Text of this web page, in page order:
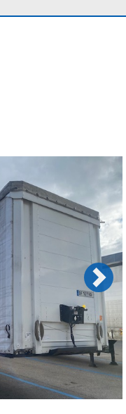
Next